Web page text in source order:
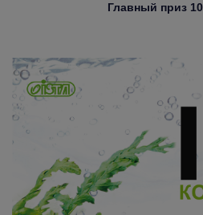
Главный приз 10